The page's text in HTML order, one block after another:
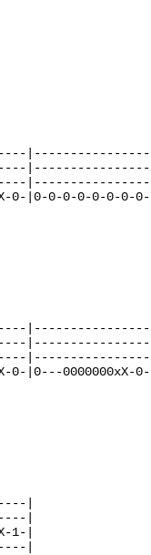
|----------------|
|----------------|
|----------------|
0-|0-0-0-0-0-0-0-0-|
|----------------|
|----------------|
|----------------|
0-|0---0000000xX-0-|
|
|
1-|
|